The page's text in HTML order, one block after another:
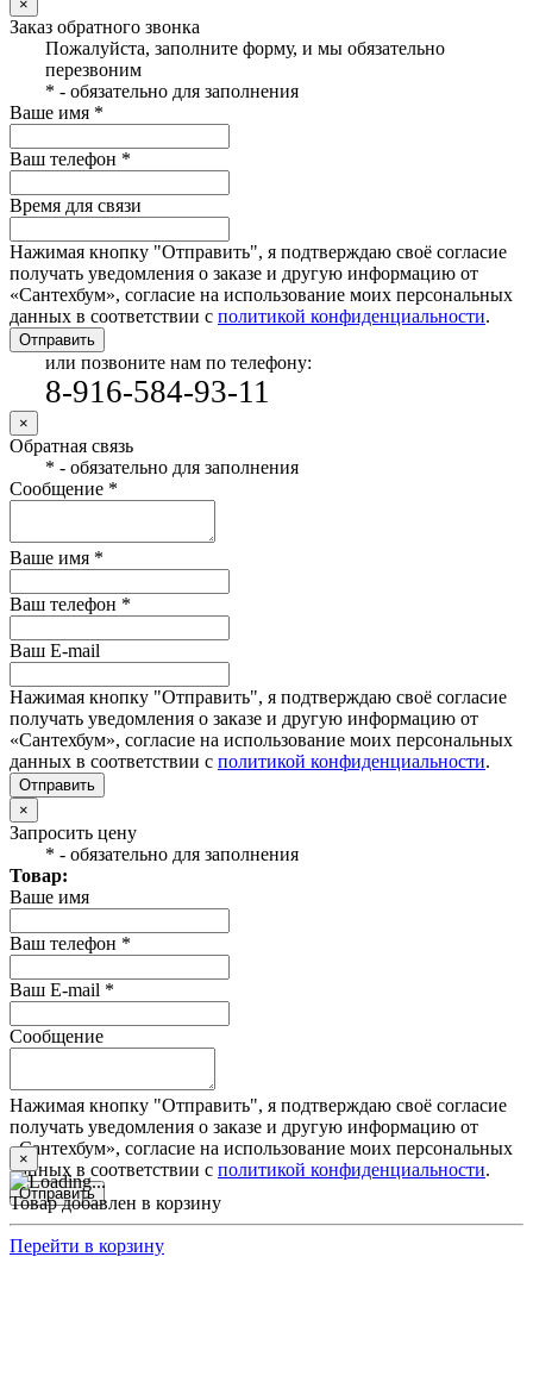
×
Заказ обратного звонка
Пожалуйста, заполните форму, и мы обязательно
перезвоним
* - обязательно для заполнения
Ваше имя *
Ваш телефон *
Время для связи
Нажимая кнопку "Отправить", я подтверждаю своё согласие
получать уведомления о заказе и другую информацию от
«Сантехбум», согласие на использование моих персональных
данных в соответствии с политикой конфиденциальности.
Отправить
или позвоните нам по телефону:
8-916-584-93-11
×
Обратная связь
* - обязательно для заполнения
Сообщение *
Ваше имя *
Ваш телефон *
Ваш E-mail
Нажимая кнопку "Отправить", я подтверждаю своё согласие
получать уведомления о заказе и другую информацию от
«Сантехбум», согласие на использование моих персональных
данных в соответствии с политикой конфиденциальности.
Отправить
×
Запросить цену
* - обязательно для заполнения
Товар:
Ваше имя
Ваш телефон *
Ваш E-mail *
Сообщение
Нажимая кнопку "Отправить", я подтверждаю своё согласие
получать уведомления о заказе и другую информацию от
«Сантехбум», согласие на использование моих персональных
данных в соответствии с политикой конфиденциальности.
Отправить
×
Товар добавлен в корзину
Перейти в корзину